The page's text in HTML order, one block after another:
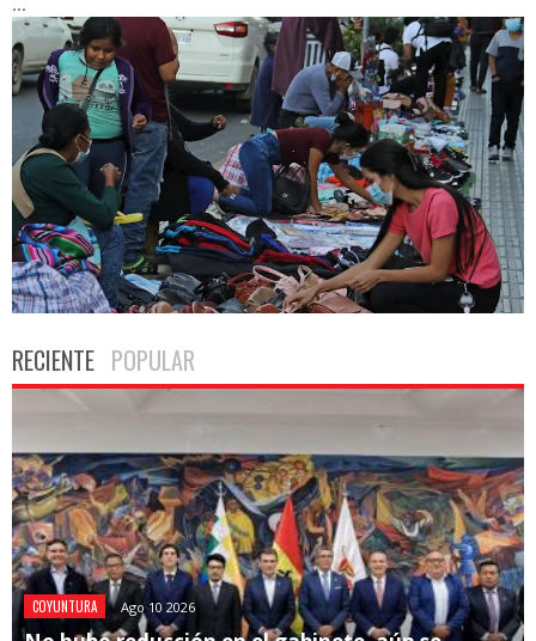
RECIENTE POPULAR
COYUNTURA Ago 10 2026